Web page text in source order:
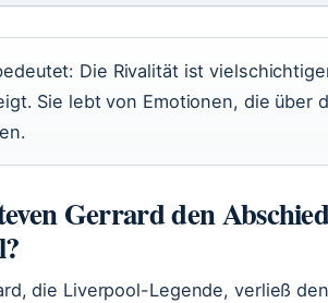
Die Rivalität ist
Sie lebt von Emotionen, die über
Gerrard den
die Liverpool-Legende, verließ